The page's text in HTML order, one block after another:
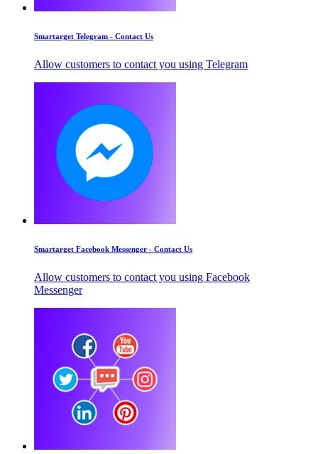
Smartarget Telegram - Contact Us
Allow customers to contact you using Telegram
Smartarget Facebook Messenger - Contact Us
Allow customers to contact you using Facebook
Messenger